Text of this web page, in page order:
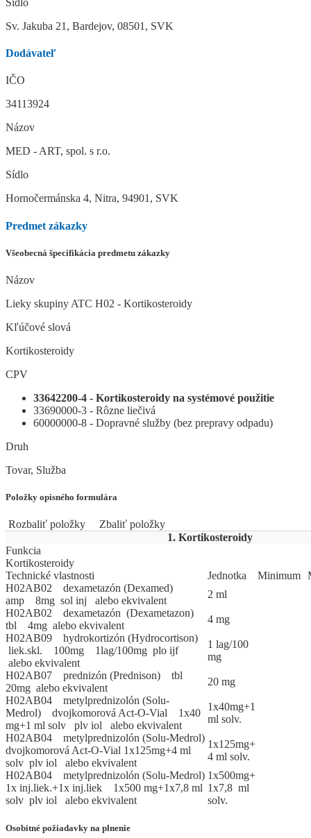
Sídlo
Sv. Jakuba 21, Bardejov, 08501, SVK
Dodávateľ
IČO
34113924
Názov
MED - ART, spol. s r.o.
Sídlo
Hornočermánska 4, Nitra, 94901, SVK
Predmet zákazky
Všeobecná špecifikácia predmetu zákazky
Názov
Lieky skupiny ATC H02 - Kortikosteroidy
Kľúčové slová
Kortikosteroidy
CPV
33642200-4 - Kortikosteroidy na systémové použitie
33690000-3 - Rôzne liečivá
60000000-8 - Dopravné služby (bez prepravy odpadu)
Druh
Tovar, Služba
Položky opisného formulára
Rozbaliť položky
Zbaliť položky
1. Kortikosteroidy
Funkcia
Kortikosteroidy
Technické vlastnosti
Jed­not­ka Mi­ni­mum
H02AB02 dexametazón (Dexamed)
amp 8mg sol inj alebo ekvivalent
2 ml
H02AB02 dexametazón (Dexametazon)
tbl 4mg alebo ekvivalent
4 mg
H02AB09 hydrokortizón (Hydrocortison)
liek.skl. 100mg 1lag/100mg plo ijf
alebo ekvivalent
1 lag/100
mg
H02AB07 prednizón (Prednison) tbl
20mg alebo ekvivalent
20 mg
H02AB04 metylprednizolón (Solu-
Medrol) dvojkomorová Act-O-Vial 1x40
mg+1 ml solv plv iol alebo ekvivalent
1x40mg+1
ml solv.
H02AB04 metylprednizolón (Solu-Medrol)
dvojkomorová Act-O-Vial 1x125mg+4 ml
solv plv iol alebo ekvivalent
1x125mg+
4 ml solv.
H02AB04 metylprednizolón (Solu-Medrol)
1x inj.liek.+1x inj.liek 1x500 mg+1x7,8 ml
solv plv iol alebo ekvivalent
1x500mg+
1x7,8 ml
solv.
Osobitné požiadavky na plnenie